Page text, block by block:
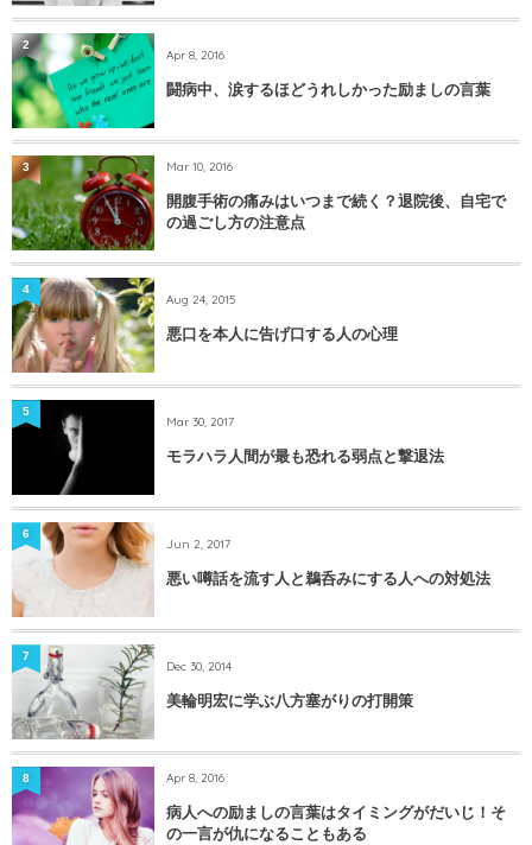
Apr 8, 2016
闘病中、涙するほどうれしかった励ましの言葉
2
Mar 10, 2016
開腹手術の痛みはいつまで続く？退院後、自宅で
の過ごし方の注意点
3
Aug 24, 2015
悪口を本人に告げ口する人の心理
4
Mar 30, 2017
モラハラ人間が最も恐れる弱点と撃退法
5
Jun 2, 2017
悪い噂話を流す人と鵜呑みにする人への対処法
6
Dec 30, 2014
美輪明宏に学ぶ八方塞がりの打開策
7
Apr 8, 2016
病人への励ましの言葉はタイミングがだいじ！そ
の一言が仇になることもある
8